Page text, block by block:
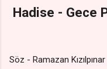
Hadise - Gece
Söz - Ramazan Kızılpınar